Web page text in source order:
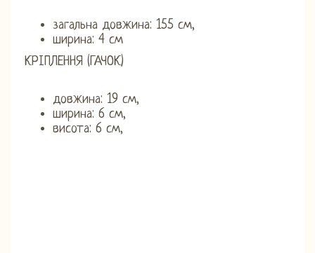
загальна довжина: 155 см,
ширина: 4 см
КРІПЛЕННЯ (ГАЧОК)
довжина: 19 см,
ширина: 6 см,
висота: 6 см,